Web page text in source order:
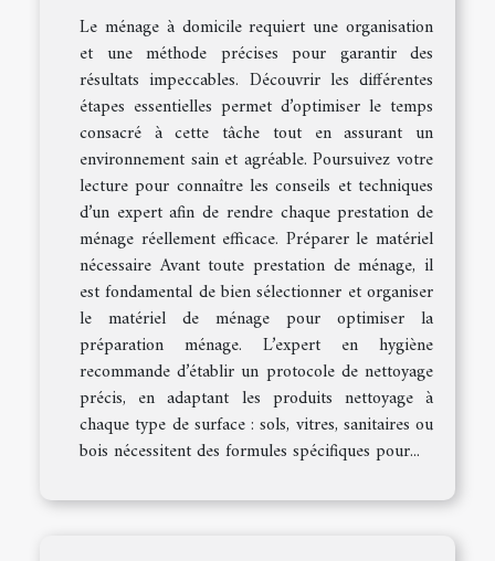
Le ménage à domicile requiert une organisation
et une méthode précises pour garantir des
résultats impeccables. Découvrir les différentes
étapes essentielles permet d’optimiser le temps
consacré à cette tâche tout en assurant un
environnement sain et agréable. Poursuivez votre
lecture pour connaître les conseils et techniques
d’un expert afin de rendre chaque prestation de
ménage réellement efficace. Préparer le matériel
nécessaire Avant toute prestation de ménage, il
est fondamental de bien sélectionner et organiser
le matériel de ménage pour optimiser la
préparation ménage. L’expert en hygiène
recommande d’établir un protocole de nettoyage
précis, en adaptant les produits nettoyage à
chaque type de surface : sols, vitres, sanitaires ou
bois nécessitent des formules spécifiques pour...